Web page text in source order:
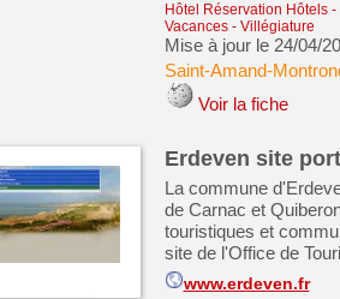
Hôtel Réservation Hôtels-
Vacances - Villégiature
Mise à jour le 24/04/
Saint-Amand-
Voir la fiche
Erdeven site
La commune
de Carnac et
touristiques et
site de l'Office de
www.erdeven.fr